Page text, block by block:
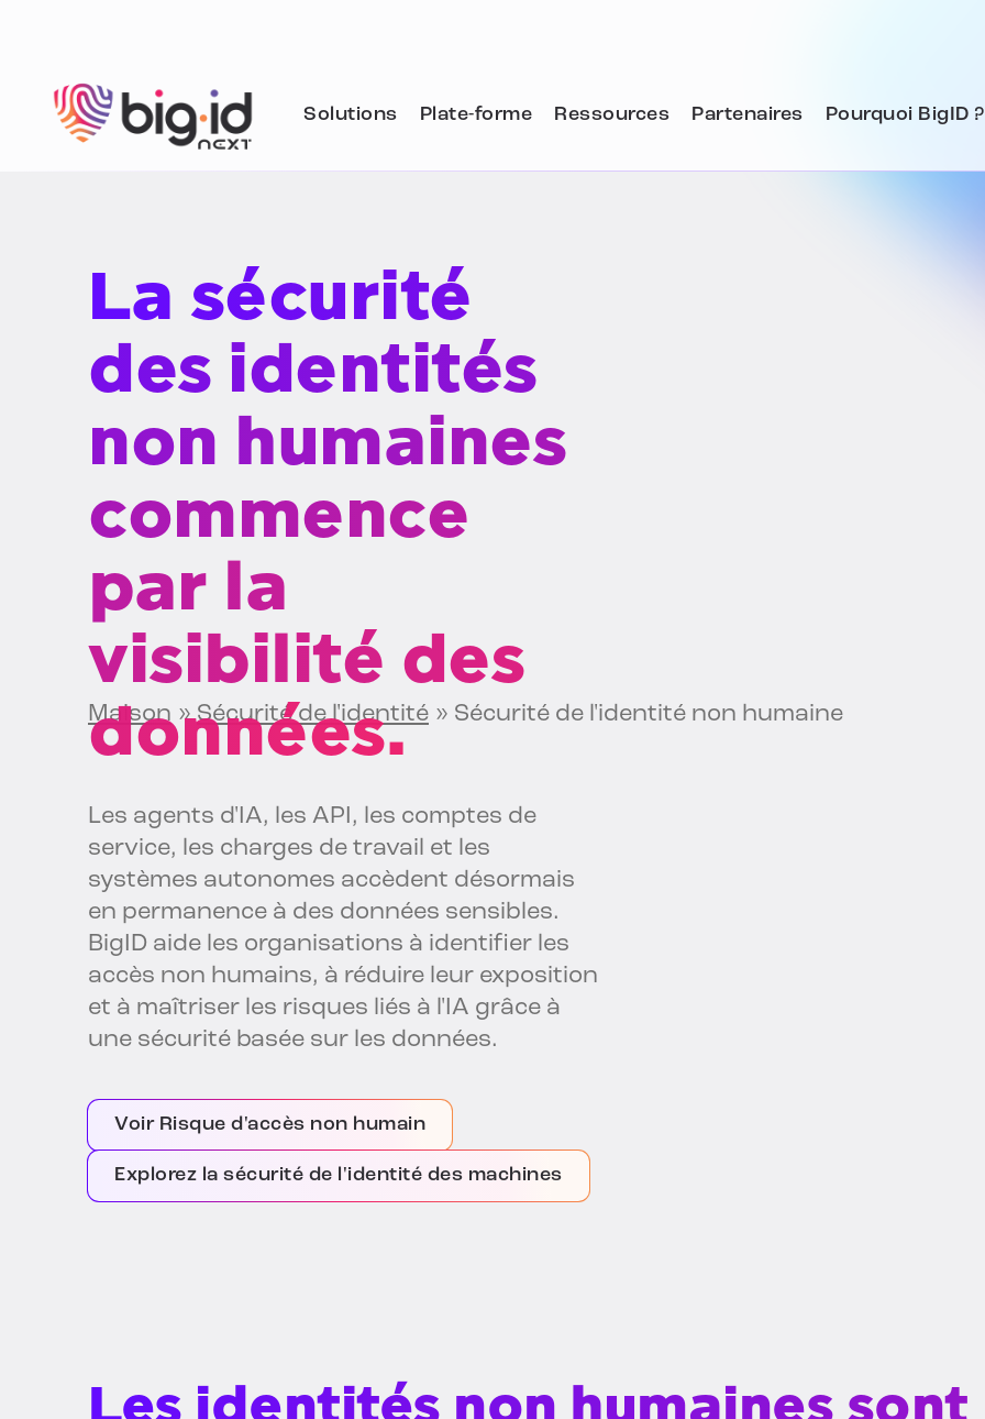
Solutions Plate-forme Ressources Partenaires Pourquoi BigID ?
Maison »Sécurité de l'identité » Sécurité de l'identité non humaine
La sécurité
des identités
non humaines
commence
par la
visibilité des
données.
Les agents d'IA, les API, les comptes de
service, les charges de travail et les
systèmes autonomes accèdent désormais
en permanence à des données sensibles.
BigID aide les organisations à identifier les
accès non humains, à réduire leur exposition
et à maîtriser les risques liés à l'IA grâce à
une sécurité basée sur les données.
Voir Risque d'accès non humain
Explorez la sécurité de l'identité des machines
Les identités non humaines sont